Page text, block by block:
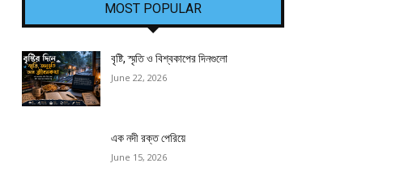
MOST POPULAR
বৃষ্টি, স্মৃতি ও বিশ্বকাপের দিনগুলো
June 22, 2026
এক নদী রক্ত পেরিয়ে
June 15, 2026